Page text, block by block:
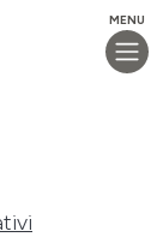
MENU